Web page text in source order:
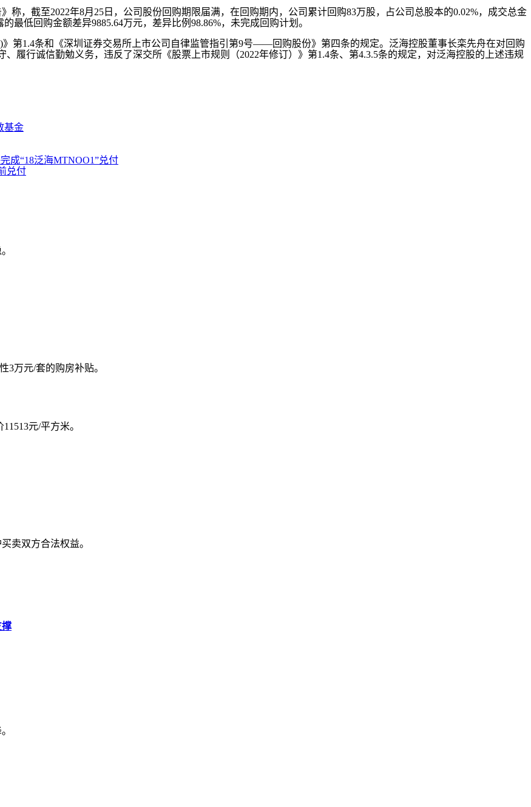
，截至2022年8月25日，公司股份回购期限届满，在回购期内，公司累计回购83万股，占公司总股本的0.02%，成交总金
最低回购金额差异9885.64万元，差异比例98.86%，未完成回购计划。
1.4条和《深圳证券交易所上市公司自律监管指引第9号——回购股份》第四条的规定。泛海控股董事长栾先舟在对回购
履行诚信勤勉义务，违反了深交所《股票上市规则（2022年修订）》第1.4条、第4.3.5条的规定，对泛海控股的上述违规
基金
成“18泛海MTNOO1”兑付
兑付
3万元/套的购房补贴。
元/平方米。
卖双方合法权益。
撑